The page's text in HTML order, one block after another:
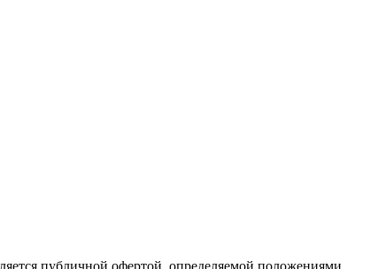
публичной офертой, определяемой положениями